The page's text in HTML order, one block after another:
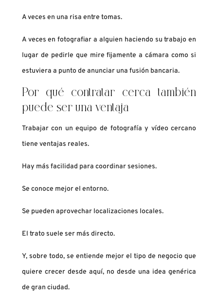
A veces en una risa entre tomas.
A veces en fotografiar a alguien haciendo su trabajo en
lugar de pedirle que mire fijamente a cámara como si
estuviera a punto de anunciar una fusión bancaria.
Por qué contratar cerca también
puede ser una ventaja
Trabajar con un equipo de fotografía y vídeo cercano
tiene ventajas reales.
Hay más facilidad para coordinar sesiones.
Se conoce mejor el entorno.
Se pueden aprovechar localizaciones locales.
El trato suele ser más directo.
Y, sobre todo, se entiende mejor el tipo de negocio que
quiere crecer desde aquí, no desde una idea genérica
de gran ciudad.